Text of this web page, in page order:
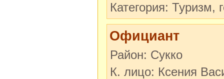
Категория: Туризм,
Официант
Район: Сукко
К. лицо: Ксения